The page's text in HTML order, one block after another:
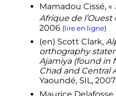
↑P.80-81 in
↑P1325-317-318
l'humanitéde
Robert Laffont,
↑L'alphabet
le pular
pularsur
Clark 2007
Mamadou Cissé, «
Afrique de l’Ouest
2006 (lire en ligne)
(en) Scott Clark,
orthography
Ajamiya (found in
Chad and Central
Yaoundé, SIL, 2007